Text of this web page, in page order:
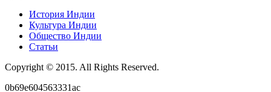
История Индии
Культура Индии
Общество Индии
Статьи
Copyright © 2015. All Rights Reserved.
0b69e604563331ac